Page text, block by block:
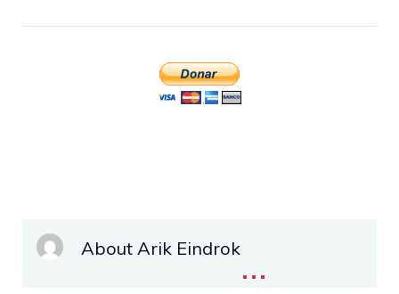
About Arik Eindrok...